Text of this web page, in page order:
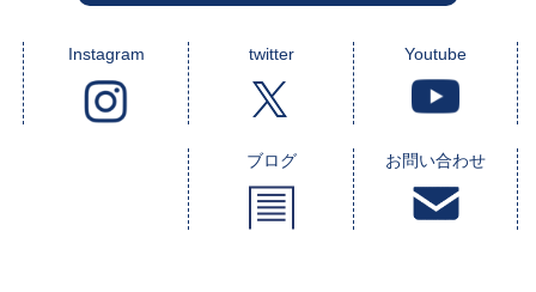
Instagram twitter Youtube
ブログ お問い合わせ